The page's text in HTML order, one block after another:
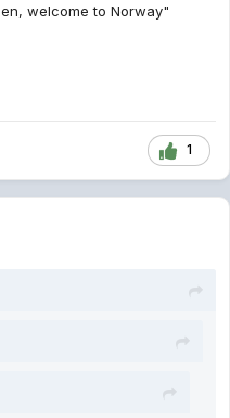
welcome to Norway"
1